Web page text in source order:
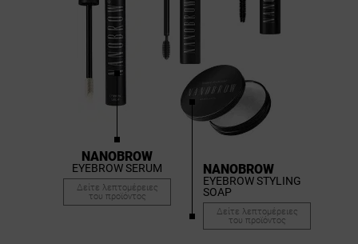
NANOBROW
EYEBROW SERUM
Δείτε λεπτομέρειες
του προϊόντος
NANOBROW
EYEBROW STYLING
SOAP
Δείτε λεπτομέρειες
του προϊόντος